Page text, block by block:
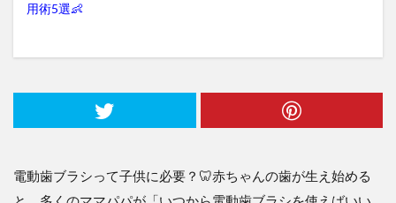
用術5選👶
電動歯ブラシって子供に必要？🦷赤ちゃんの歯が生え始める